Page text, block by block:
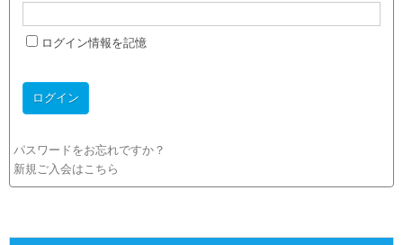
ログイン情報を記憶
パスワードをお忘れですか？
新規ご入会はこちら